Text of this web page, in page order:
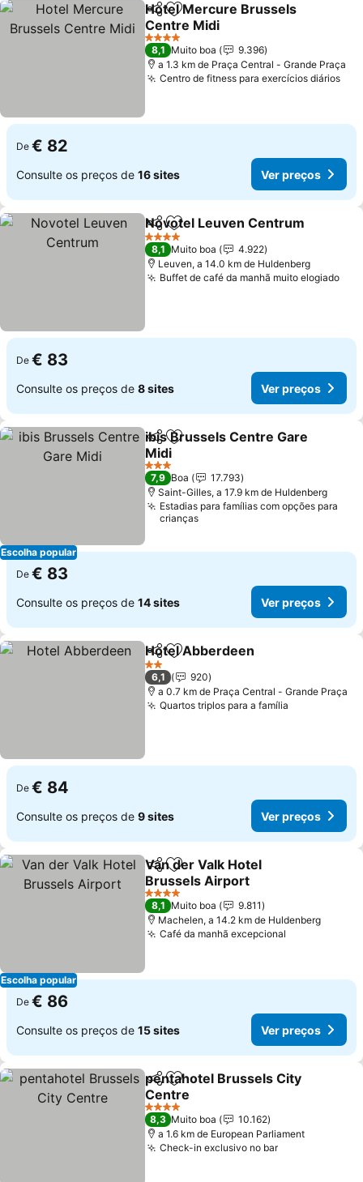
PartilharAdicionar aos favoritos
Hotel Mercure Brussels
Centre Midi
4 Estrelas
8,1 Muito boa
9.396
a 1.3 km de Praça Central - Grande Praça
Centro de fitness para exercícios diários
De € 82
Consulte os preços de 16 sites Ver preços
PartilharAdicionar aos favoritos
Novotel Leuven Centrum
4 Estrelas
8,1 Muito boa
4.922
Leuven, a 14.0 km de Huldenberg
Buffet de café da manhã muito elogiado
De € 83
Consulte os preços de 8 sites Ver preços
Escolha popular
PartilharAdicionar aos favoritos
ibis Brussels Centre Gare
Midi
3 Estrelas
7,9 Boa
17.793
Saint-Gilles, a 17.9 km de Huldenberg
Estadias para famílias com opções para
crianças
De € 83
Consulte os preços de 14 sites Ver preços
PartilharAdicionar aos favoritos
Hotel Abberdeen
2 Estrelas
6,1
920
a 0.7 km de Praça Central - Grande Praça
Quartos triplos para a família
De € 84
Consulte os preços de 9 sites Ver preços
Escolha popular
PartilharAdicionar aos favoritos
Van der Valk Hotel
Brussels Airport
4 Estrelas
8,1 Muito boa
9.811
Machelen, a 14.2 km de Huldenberg
Café da manhã excepcional
De € 86
Consulte os preços de 15 sites Ver preços
PartilharAdicionar aos favoritos
pentahotel Brussels City
Centre
4 Estrelas
8,3 Muito boa
10.162
a 1.6 km de European Parliament
Check-in exclusivo no bar